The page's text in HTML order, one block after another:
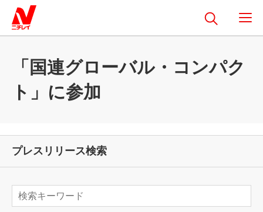
「国連グローバル・コンパク
ト」に参加
プレスリリース検索